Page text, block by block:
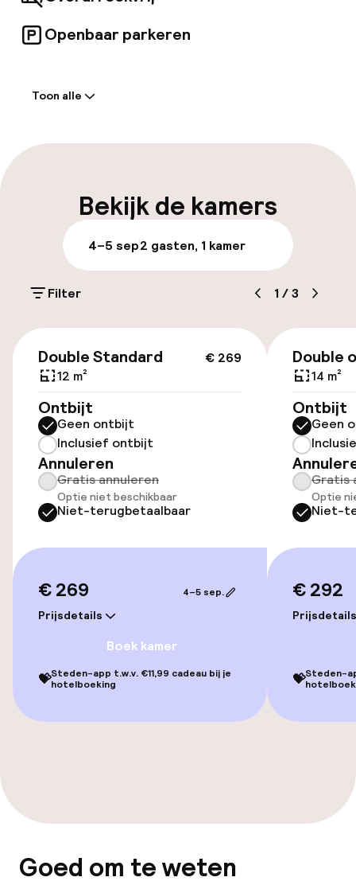
Openbaar parkeren
Bagageruimte
Parkeren & mobiliteit
Openbaar parkeren
Fietsverhuur
Toegankelijkheid
Lift
Entertainment
Gratis wifi
Tuin
Eet- en drinkgelegenheden
Schoonmaakvoorzieningen
Wasservice
Beleid
Toon alle
Bekijk de kamers
4–5 sep2 gasten, 1 kamer
Filter 1 /3
€ 269
Double Standard
12 m²
Ontbijt
Geen ontbijt
Inclusief ontbijt
Annuleren
Gratis annuleren
Optie niet beschikbaar
Niet-terugbetaalbaar
€ 269
Prijsdetails
4–5 sep.
Boek kamer
💝Steden-app t.w.v. €11,99 cadeau bij je
hotelboeking
Double
14 m²
Ontbijt
Geen
Gratis
Optie
Niet-
€ 292
Prijsdetails
💝Steden-
Goed om te weten